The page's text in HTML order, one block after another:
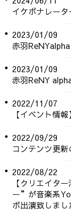
イケボナレー
2023/01/09
赤羽
2023/01/09
赤羽ReNY
2022/11/07
【イベント情
2022/09/29
コンテンツ更
2022/08/22
【クリエイタ
ー”が音楽系
ボ出演致しまし